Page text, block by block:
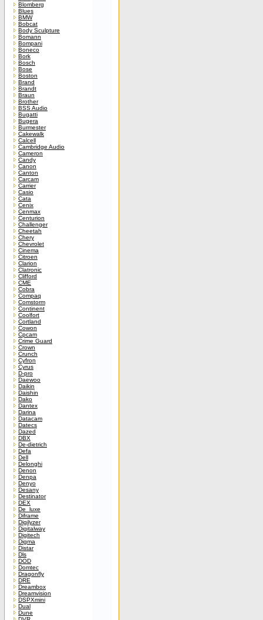
Blomberg
Blues
BMW
Bobcat
Body Sculpture
Bomann
Bompani
Boneco
Bork
Bosch
Bose
Boston
Brand
Brandt
Braun
Brother
BSS Audio
Bugatti
Bugera
Burmester
Cakewalk
Calcell
Cambridge Audio
Cameron
Candy
Canon
Canton
Carcam
Carrier
Casio
Cata
Cenix
Cenmax
Centurion
Challenger
Cheetah
Chery
Chevrolet
Cinema
Citroen
Clarion
Clatronic
Clifford
CME
Cobra
Compaq
Comstorm
Continent
Coolfort
Cortland
Cowon
Cpcam
Crime Guard
Crown
Crunch
Cyfron
Cyrus
D-pro
Daewoo
Daikin
Daishin
Dako
Dantex
Darina
Datacam
Datecs
Dazed
DBX
De-dietrich
Defa
Dell
Delonghi
Denon
Denpa
Denyo
Desany
Destinator
DEX
De_luxe
Diframe
Digilyzer
Digitalway
Digitech
Digma
Distar
Dls
DOD
Domtec
Dragonfly
DRE
Dreambox
Dreamvision
DSPXmini
Dual
Dune